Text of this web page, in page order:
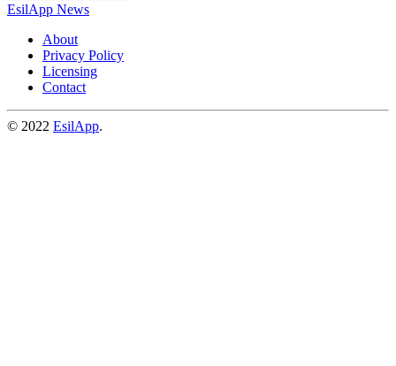
EsilApp News
About
Privacy Policy
Licensing
Contact
© 2022 EsilApp.